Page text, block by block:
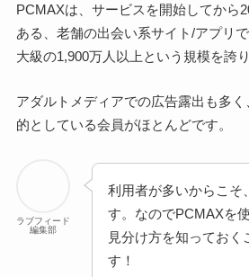
PCMAXは、サービスを開始してから
ある、老舗の出会い系サイト/アプリ
大級の1,900万人以上という規模を誇り
アダルトメディアでの広告露出も多
的としている会員がほとんどです。
ラブフィード
編集部
利用者が多いからこそ
す。なのでPCMAXを
見分け方を知っておく
す！